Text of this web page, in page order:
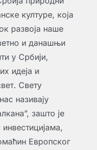
културе, која
развоја наше
и данашњи
у Србији,
идеја и
Свету
називају
зашто је
Европског